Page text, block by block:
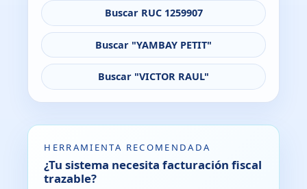
Buscar RUC 1259907
Buscar "YAMBAY PETIT"
Buscar "VICTOR RAUL"
HERRAMIENTA RECOMENDADA
¿Tu sistema necesita facturación fiscal
trazable?